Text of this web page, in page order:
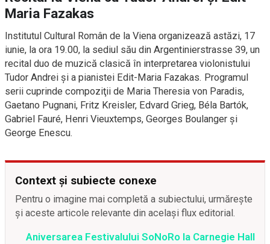
Maria Fazakas
Institutul Cultural Român de la Viena organizează astăzi, 17
iunie, la ora 19.00, la sediul său din Argentinierstrasse 39, un
recital duo de muzică clasică în interpretarea violonistului
Tudor Andrei şi a pianistei Edit-Maria Fazakas. Programul
serii cuprinde compoziţii de Maria Theresia von Paradis,
Gaetano Pugnani, Fritz Kreisler, Edvard Grieg, Béla Bartók,
Gabriel Fauré, Henri Vieuxtemps, Georges Boulanger şi
George Enescu.
Context și subiecte conexe
Pentru o imagine mai completă a subiectului, urmărește
și aceste articole relevante din același flux editorial.
Aniversarea Festivalului SoNoRo la Carnegie Hall